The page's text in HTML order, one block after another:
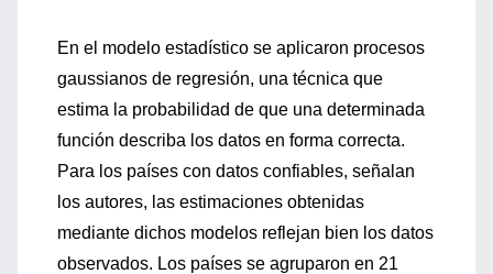
En el modelo estadístico se aplicaron procesos
gaussianos de regresión, una técnica que
estima la probabilidad de que una determinada
función describa los datos en forma correcta.
Para los países con datos confiables, señalan
los autores, las estimaciones obtenidas
mediante dichos modelos reflejan bien los datos
observados. Los países se agruparon en 21